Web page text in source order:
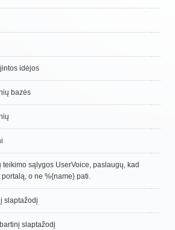
idėjos
bazės
teikimo sąlygos UserVoice, paslaugų, kad
o ne %{name} pati.
slaptažodį
slaptažodį